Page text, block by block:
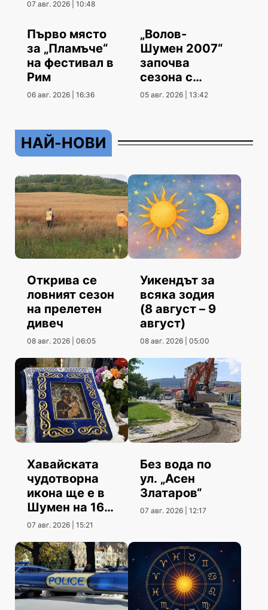
07 авг. 2026 | 10:48
Първо място
за „Пламъче“
на фестивал в
Рим
06 авг. 2026 | 16:36
„Волов-
Шумен 2007“
започва
сезона с
гостуване
05 авг. 2026 | 13:42
НАЙ-НОВИ
Открива се
ловният сезон
на прелетен
дивеч
08 авг. 2026 | 06:05
Уикендът за
всяка зодия
(8 август – 9
август)
08 авг. 2026 | 05:00
Хавайската
чудотворна
икона ще е в
Шумен на 16
август
07 авг. 2026 | 15:21
Без вода по
ул. „Асен
Златаров“
07 авг. 2026 | 12:17